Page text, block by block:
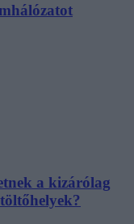
a kizárólag